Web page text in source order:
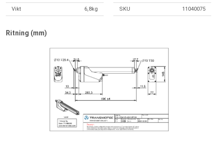
Vikt 6,8kg SKU 11040075
Ritning (mm)